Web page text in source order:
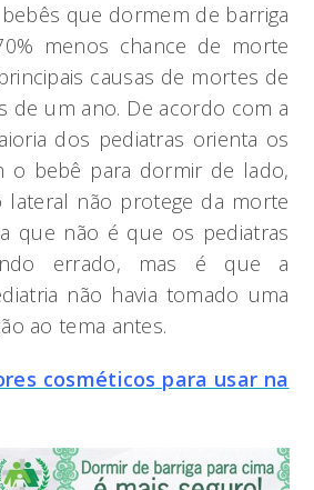
que dormem de barriga
menos chance de morte
causas de mortes de
de um ano. De acordo com a
dos pediatras orienta os
o bebê para dormir de lado,
lateral não protege da morte
que não é que os pediatras
errado, mas é que a
não havia tomado uma
ao tema antes.
cosméticos para usar na